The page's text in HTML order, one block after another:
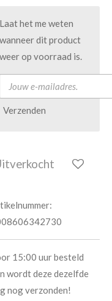
Laat het me weten
wanneer dit product
weer op voorraad is.
Verzenden
15:00 uur besteld
wordt deze dezelfde
nog verzonden!